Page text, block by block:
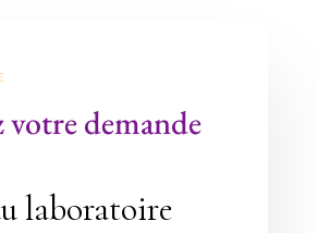
votre demande